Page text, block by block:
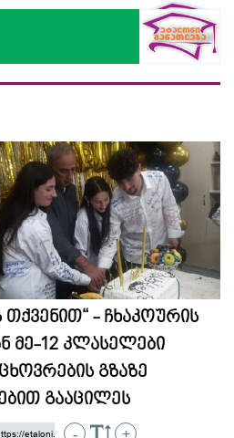
თქვენით“ - ჩხაკოურის
მე-12 კლასელები
გზაზე
გააცილეს
- +